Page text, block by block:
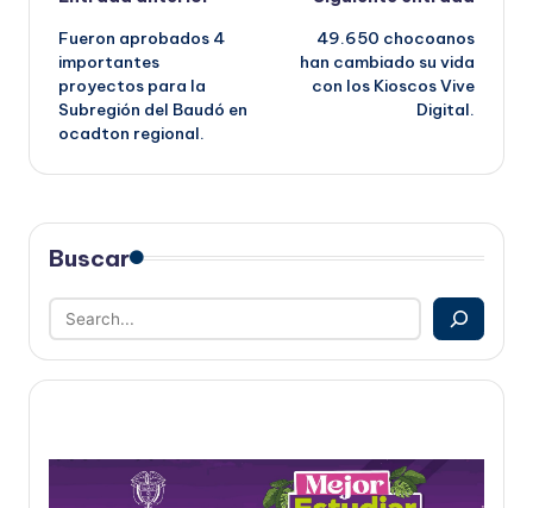
de
entradas
Fueron aprobados 4
importantes
proyectos para la
Subregión del Baudó en
ocadton regional.
49.650 chocoanos
han cambiado su vida
con los Kioscos Vive
Digital.
Buscar